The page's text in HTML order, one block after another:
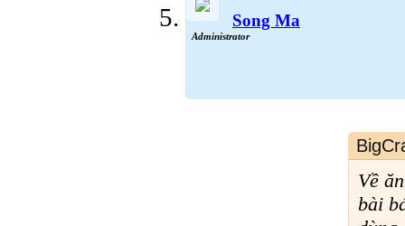
Song Ma
Administrator
Về
bài